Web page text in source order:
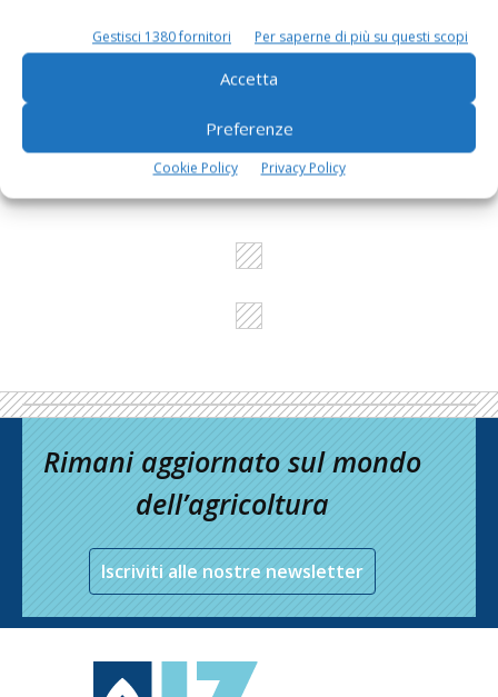
Gestisci 1380 fornitori Per saperne di più su questi scopi
Accetta
Preferenze
Cookie Policy Privacy Policy
L'Esperto risponde
Cerca adesso
Rimani aggiornato sul mondo
dell’agricoltura
Iscriviti alle nostre newsletter